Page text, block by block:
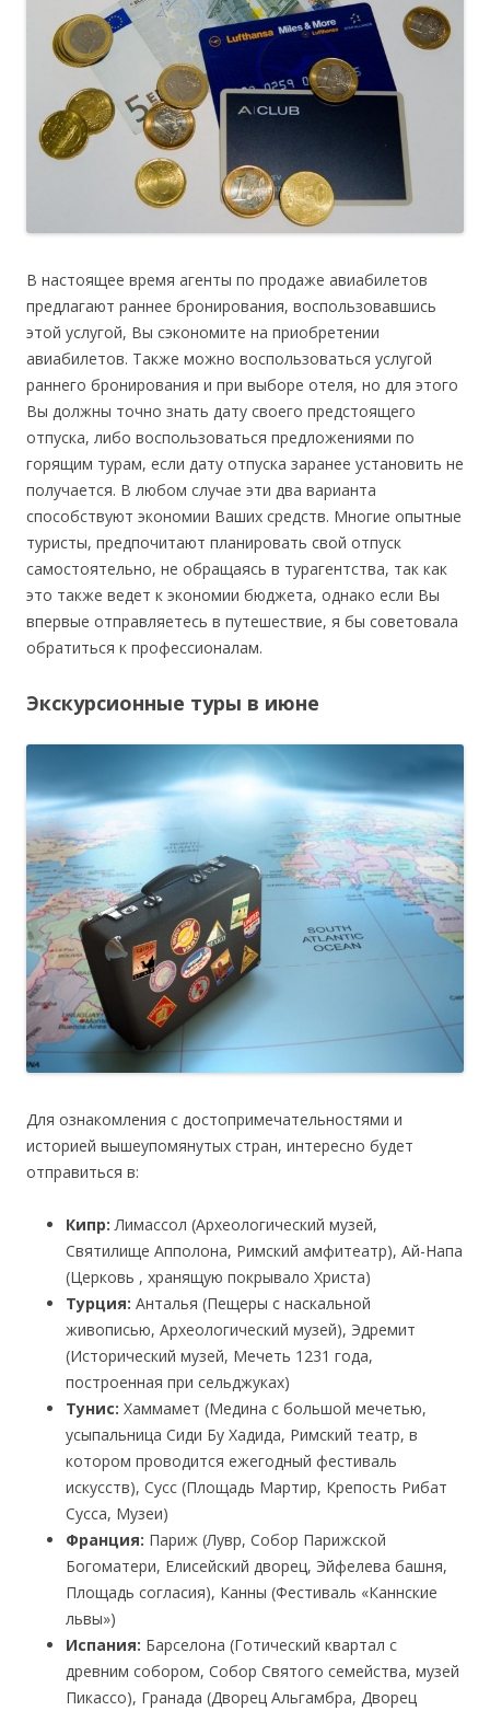
В настоящее время агенты по продаже авиабилетов
предлагают раннее бронирования, воспользовавшись
этой услугой, Вы сэкономите на приобретении
авиабилетов. Также можно воспользоваться услугой
раннего бронирования и при выборе отеля, но для этого
Вы должны точно знать дату своего предстоящего
отпуска, либо воспользоваться предложениями по
горящим турам, если дату отпуска заранее установить не
получается. В любом случае эти два варианта
способствуют экономии Ваших средств. Многие опытные
туристы, предпочитают планировать свой отпуск
самостоятельно, не обращаясь в турагентства, так как
это также ведет к экономии бюджета, однако если Вы
впервые отправляетесь в путешествие, я бы советовала
обратиться к профессионалам.
Экскурсионные туры в июне
Для ознакомления с достопримечательностями и
историей вышеупомянутых стран, интересно будет
отправиться в:
Кипр: Лимассол (Археологический музей,
Святилище Апполона, Римский амфитеатр), Ай-Напа
(Церковь , хранящую покрывало Христа)
Турция: Анталья (Пещеры с наскальной
живописью, Археологический музей), Эдремит
(Исторический музей, Мечеть 1231 года,
построенная при сельджуках)
Тунис: Хаммамет (Медина с большой мечетью,
усыпальница Сиди Бу Хадида, Римский театр, в
котором проводится ежегодный фестиваль
искусств), Сусс (Площадь Мартир, Крепость Рибат
Сусса, Музеи)
Франция: Париж (Лувр, Собор Парижской
Богоматери, Елисейский дворец, Эйфелева башня,
Площадь согласия), Канны (Фестиваль «Каннские
львы»)
Испания: Барселона (Готический квартал с
древним собором, Собор Святого семейства, музей
Пикассо), Гранада (Дворец Альгамбра, Дворец